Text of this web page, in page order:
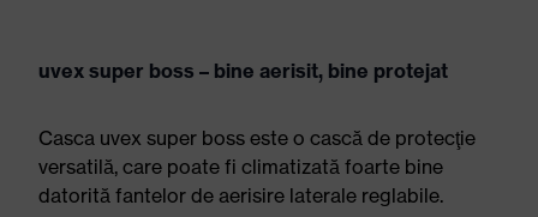
uvex super boss – bine aerisit, bine protejat
Casca uvex super boss este o cască de protecţie
versatilă, care poate fi climatizată foarte bine
datorită fantelor de aerisire laterale reglabile.